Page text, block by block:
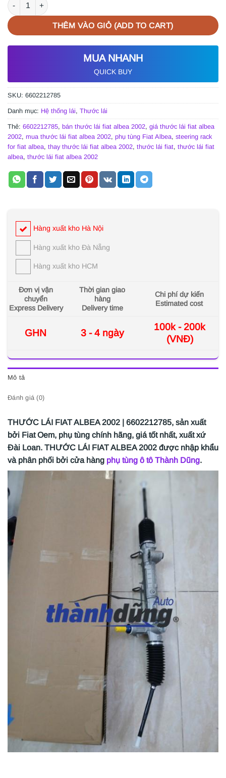
THÊM VÀO GIỎ (ADD TO CART)
MUA NHANH
QUICK BUY
SKU: 6602212785
Danh mục: Hệ thống lái, Thước lái
Thẻ: 6602212785, bán thước lái fiat albea 2002, giá thước lái fiat albea
2002, mua thước lái fiat albea 2002, phụ tùng Fiat Albea, steering rack
for fiat albea, thay thước lái fiat albea 2002, thước lái fiat, thước lái fiat
albea, thước lái fiat albea 2002
Hàng xuất kho Hà Nội
Hàng xuất kho Đà Nẵng
Hàng xuất kho HCM
Đơn vị vận
chuyển
Express Delivery
Thời gian giao
hàng
Delivery time
Chi phí dự kiến
Estimated cost
GHN 3 - 4 ngày
100k - 200k
(VNĐ)
Mô tả
Đánh giá (0)
THƯỚC LÁI FIAT ALBEA 2002 | 6602212785, sản xuất
bởi Fiat Oem, phụ tùng chính hãng, giá tốt nhất, xuất xứ
Đài Loan. THƯỚC LÁI FIAT ALBEA 2002 được nhập khẩu
và phân phối bởi cửa hàng phụ tùng ô tô Thành Dũng.